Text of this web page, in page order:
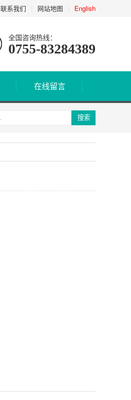
联系我们 网站地图 English
全国咨询热线：
0755-83284389
在线留言
搜索